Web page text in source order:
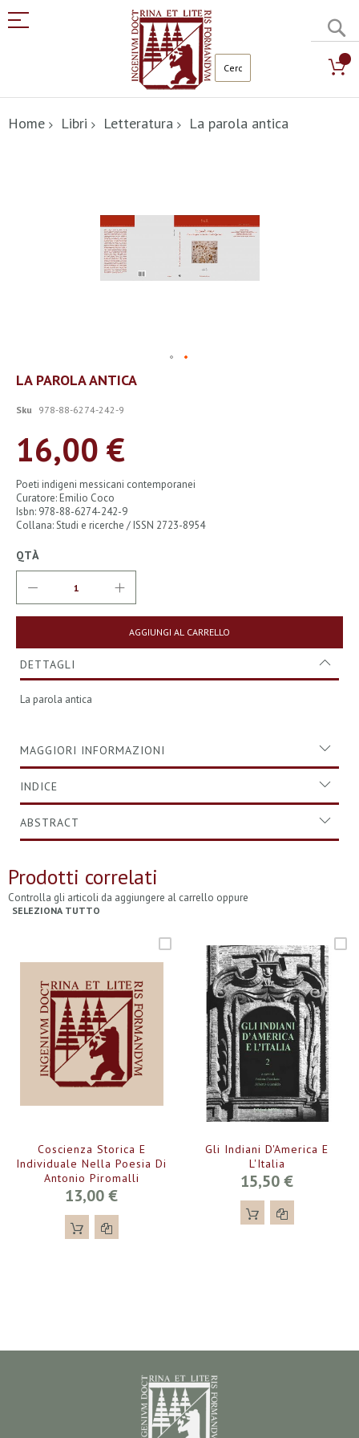
al
contenuto
Home Libri Letteratura La parola antica
Vai
all'inizio
galleria
immagini
LA PAROLA ANTICA
Sku 978-88-6274-242-9
16,00 €
Poeti indigeni messicani contemporanei
Curatore: Emilio Coco
Isbn: 978-88-6274-242-9
Collana: Studi e ricerche / ISSN 2723-8954
QTÀ
AGGIUNGI AL CARRELLO
DETTAGLI
La parola antica
MAGGIORI INFORMAZIONI
INDICE
ABSTRACT
Prodotti correlati
Controlla gli articoli da aggiungere al carrello oppure
SELEZIONA TUTTO
Coscienza Storica E
Individuale Nella Poesia Di
Antonio Piromalli
13,00 €
Gli Indiani D'America E
L'Italia
15,50 €